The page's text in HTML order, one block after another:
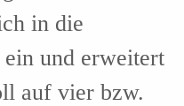
in die
ein und erweitert
auf vier bzw.